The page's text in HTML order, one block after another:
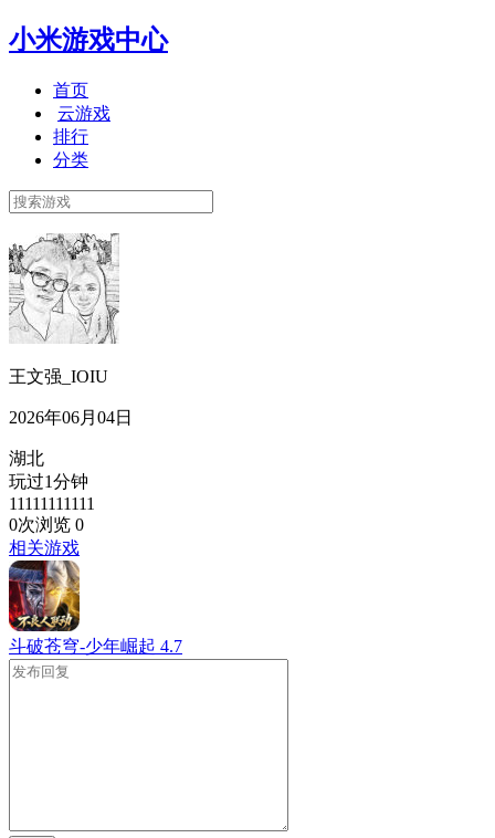
小米游戏中心
首页
云游戏
排行
分类
王文强_IOIU
2026年06月04日
湖北
玩过1分钟
11111111111
0次浏览 0
相关游戏
斗破苍穹-少年崛起 4.7